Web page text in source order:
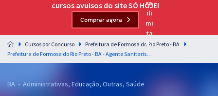
Residências Multiprofissionais
Preparação completa e intensiva para as principais
residências em saúde do Brasil
cursos avulsos do site SÓ HOJE!
Comprar agora
Cursos por Concurso
Prefeitura de Formosa do Rio Preto - BA
Prefeitura de Formosa do Rio Preto - BA - Agente Sanitarista (Pós-Edital)
BA - Administrativas, Educação, Outras, Saúde